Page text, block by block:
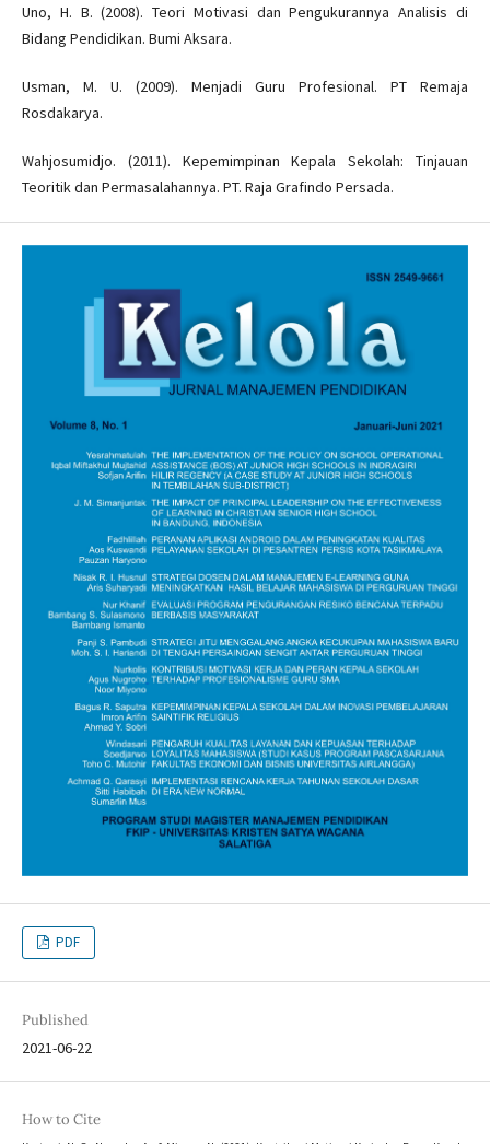
Uno, H. B. (2008). Teori Motivasi dan Pengukurannya Analisis di
Bidang Pendidikan. Bumi Aksara.
Usman, M. U. (2009). Menjadi Guru Profesional. PT Remaja
Rosdakarya.
Wahjosumidjo. (2011). Kepemimpinan Kepala Sekolah: Tinjauan
Teoritik dan Permasalahannya. PT. Raja Grafindo Persada.
PDF
Published
2021-06-22
How to Cite